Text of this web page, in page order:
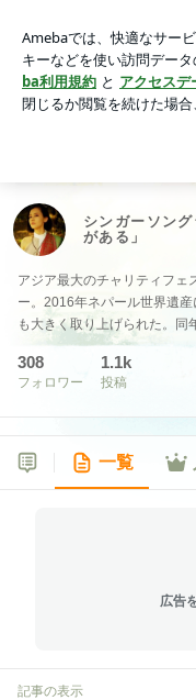
る」
アプリをダウンロードし
ょう。
シンガーソン
がある」
アジア最大のチャリティフェ
ー。2016年ネパール世界遺
も大きく取り上げられた。同
308
フォロワー
1.1k
投稿
一覧
広告
記事の表示